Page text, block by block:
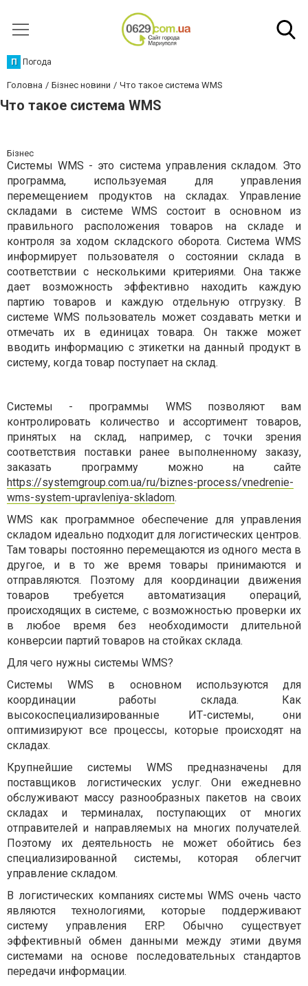
П Погода
Головна Бізнес новини Что такое система WMS
Что такое система WMS
Бізнес
Системы WMS - это система управления складом. Это
программа, используемая для управления
перемещением продуктов на складах. Управление
складами в системе WMS состоит в основном из
правильного расположения товаров на складе и
контроля за ходом складского оборота. Система WMS
информирует пользователя о состоянии склада в
соответствии с несколькими критериями. Она также
дает возможность эффективно находить каждую
партию товаров и каждую отдельную отгрузку. В
системе WMS пользователь может создавать метки и
отмечать их в единицах товара. Он также может
вводить информацию с этикетки на данный продукт в
систему, когда товар поступает на склад.
Системы - программы WMS позволяют вам
контролировать количество и ассортимент товаров,
принятых на склад, например, с точки зрения
соответствия поставки ранее выполненному заказу,
заказать программу можно на сайте
https://systemgroup.com.ua/ru/biznes-process/vnedrenie-
wms-system-upravleniya-skladom.
WMS как программное обеспечение для управления
складом идеально подходит для логистических центров.
Там товары постоянно перемещаются из одного места в
другое, и в то же время товары принимаются и
отправляются. Поэтому для координации движения
товаров требуется автоматизация операций,
происходящих в системе, с возможностью проверки их
в любое время без необходимости длительной
конверсии партий товаров на стойках склада.
Для чего нужны системы WMS?
Системы WMS в основном используются для
координации работы склада. Как
высокоспециализированные ИТ-системы, они
оптимизируют все процессы, которые происходят на
складах.
Крупнейшие системы WMS предназначены для
поставщиков логистических услуг. Они ежедневно
обслуживают массу разнообразных пакетов на своих
складах и терминалах, поступающих от многих
отправителей и направляемых на многих получателей.
Поэтому их деятельность не может обойтись без
специализированной системы, которая облегчит
управление складом.
В логистических компаниях системы WMS очень часто
являются технологиями, которые поддерживают
систему управления ERP. Обычно существует
эффективный обмен данными между этими двумя
системами на основе последовательных стандартов
передачи информации.